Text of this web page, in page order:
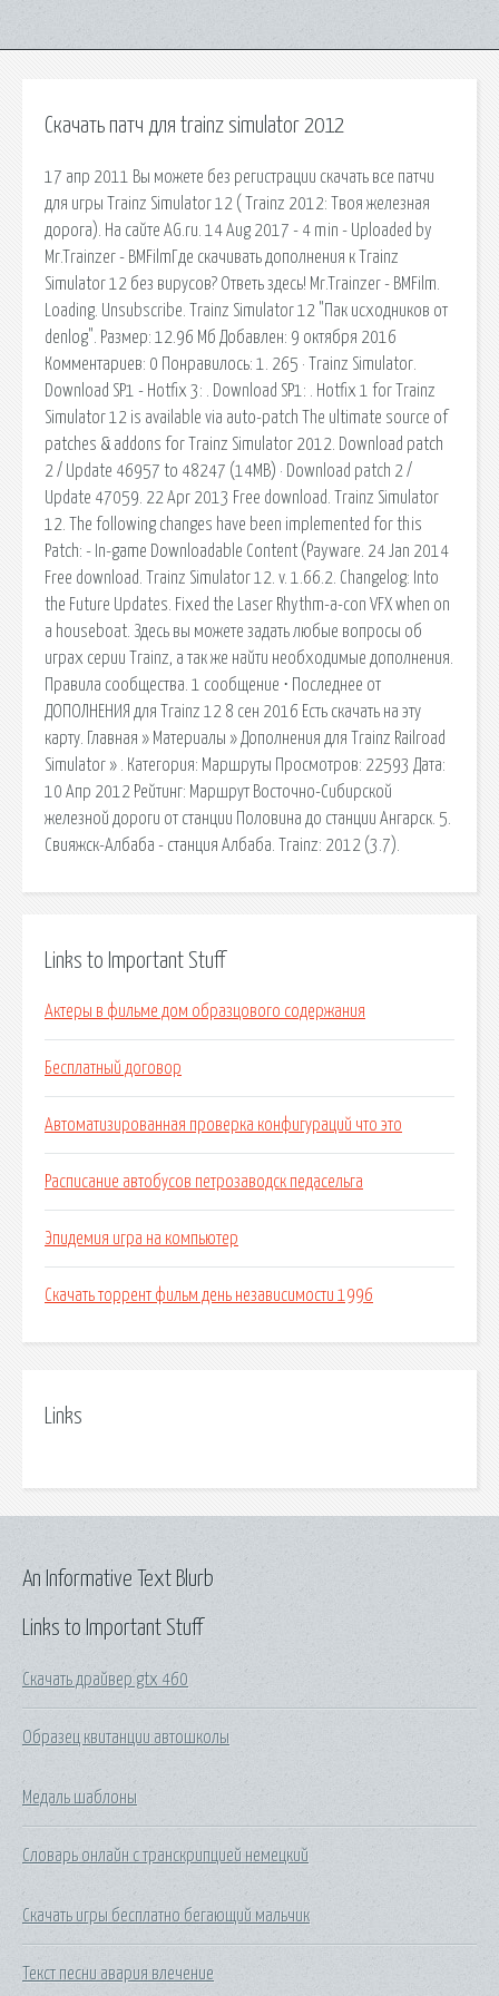
Скачать патч для trainz simulator 2012
17 апр 2011 Вы можете без регистрации скачать все патчи
для игры Trainz Simulator 12 ( Trainz 2012: Твоя железная
дорога). На сайте AG.ru. 14 Aug 2017 - 4 min - Uploaded by
Mr.Trainzer - BMFilmГде скачивать дополнения к Trainz
Simulator 12 без вирусов? Ответь здесь! Mr.Trainzer - BMFilm.
Loading. Unsubscribe. Trainz Simulator 12 "Пак исходников от
denlog". Размер: 12.96 Мб Добавлен: 9 октября 2016
Комментариев: 0 Понравилось: 1. 265 · Trainz Simulator.
Download SP1 - Hotfix 3: . Download SP1: . Hotfix 1 for Trainz
Simulator 12 is available via auto-patch The ultimate source of
patches & addons for Trainz Simulator 2012. Download patch
2 / Update 46957 to 48247 (14MB) · Download patch 2 /
Update 47059. 22 Apr 2013 Free download. Trainz Simulator
12. The following changes have been implemented for this
Patch: - In-game Downloadable Content (Payware. 24 Jan 2014
Free download. Trainz Simulator 12. v. 1.66.2. Changelog: Into
the Future Updates. Fixed the Laser Rhythm-a-con VFX when on
a houseboat. Здесь вы можете задать любые вопросы об
играх серии Trainz, а так же найти необходимые дополнения.
Правила сообщества. 1 сообщение ⋅ Последнее от
ДОПОЛНЕНИЯ для Trainz 12 8 сен 2016 Есть скачать на эту
карту. Главная » Материалы » Дополнения для Trainz Railroad
Simulator » . Категория: Маршруты Просмотров: 22593 Дата:
10 Апр 2012 Рейтинг: Маршрут Восточно-Сибирской
железной дороги от станции Половина до станции Ангарск. 5.
Свияжск-Албаба - станция Албаба. Trainz: 2012 (3.7).
Links to Important Stuff
Актеры в фильме дом образцового содержания
Бесплатный договор
Автоматизированная проверка конфигураций что это
Расписание автобусов петрозаводск педасельга
Эпидемия игра на компьютер
Скачать торрент фильм день независимости 1996
Links
Links to Important Stuff
Скачать драйвер gtx 460
Образец квитанции автошколы
Медаль шаблоны
Словарь онлайн с транскрипцией немецкий
Скачать игры бесплатно бегающий мальчик
Текст песни авария влечение
An Informative Text Blurb